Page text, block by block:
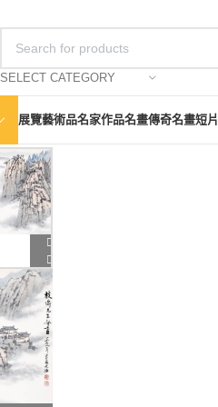
SELECT CATEGORY
展覽藝術品名家作品名畫傳奇名畫短片